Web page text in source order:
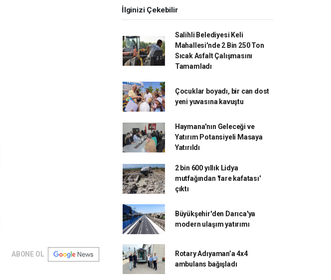
ABONE OL
İlginizi Çekebilir
Salihli Belediyesi Keli
Mahallesi'nde 2 Bin 250 Ton
Sıcak Asfalt Çalışmasını
Tamamladı
Çocuklar boyadı, bir can dost
yeni yuvasına kavuştu
Haymana'nın Geleceği ve
Yatırım Potansiyeli Masaya
Yatırıldı
2 bin 600 yıllık Lidya
mutfağından 'fare kafatası'
çıktı
Büyükşehir'den Darıca'ya
modern ulaşım yatırımı
Rotary Adıyaman’a 4x4
ambulans bağışladı